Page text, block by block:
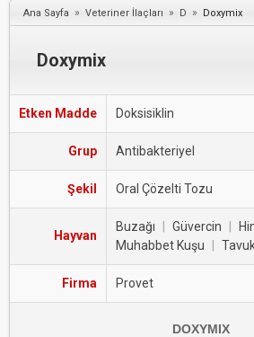
Ana Sayfa » Veteriner İlaçları » D » Doxymix
Doxymix
Etken Madde Doksisiklin
Grup Antibakteriyel
Şekil Oral Çözelti Tozu
Hayvan
Buzağı Güvercin
Muhabbet Kuşu
Firma Provet
DOXYMIX